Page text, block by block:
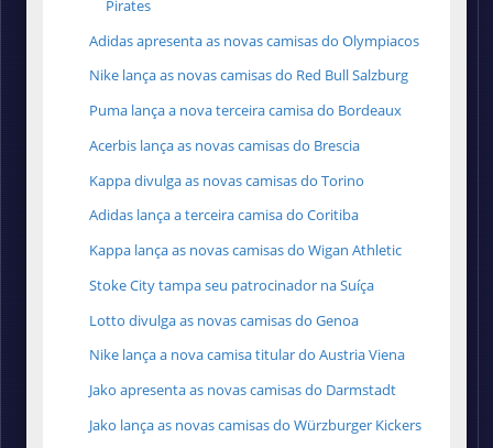
Pirates
Adidas apresenta as novas camisas do Olympiacos
Nike lança as novas camisas do Red Bull Salzburg
Puma lança a nova terceira camisa do Bordeaux
Acerbis lança as novas camisas do Brescia
Kappa divulga as novas camisas do Torino
Adidas lança a terceira camisa do Coritiba
Kappa lança as novas camisas do Wigan Athletic
Stoke City tampa seu patrocinador na Suíça
Lotto divulga as novas camisas do Genoa
Nike lança a nova camisa titular do Austria Viena
Jako apresenta as novas camisas do Darmstadt
Jako lança as novas camisas do Würzburger Kickers